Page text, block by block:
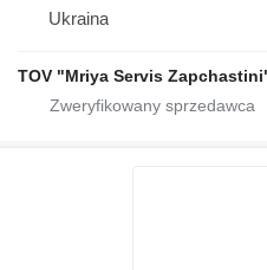
Ukraina
TOV "Mriya Servis